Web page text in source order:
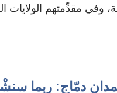
وفي مقدِّمتهم الولايات
دمّاج: ربما